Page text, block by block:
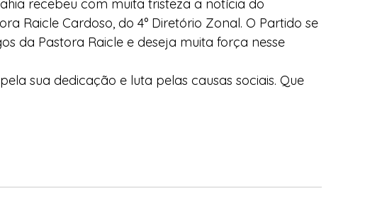
Água Agricultura Familiar
Familiar Defesa Civil
recebeu com muita tristeza a notícia do
Raicle Cardoso, do 4° Diretório Zonal. O Partido se
da Pastora Raicle e deseja muita força nesse
sua dedicação e luta pelas causas sociais. Que